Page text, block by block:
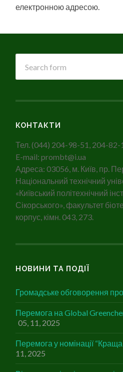
електронною адресою.
КОНТАКТИ
Тел. (044) 204-98-51, 204-82-
E-mail: prombt@i.ua
Адреса: 03056, м. Київ, пр.
Національний технічний
«Київський політехнічний
Сікорського», факультет
корпус, кімн. 043, 273.
НОВИНИ ТА ПОДІЇ
Громадське обговорення
Перемога на Global
05, 11, 2025
Перемога у номінації
11, 2025